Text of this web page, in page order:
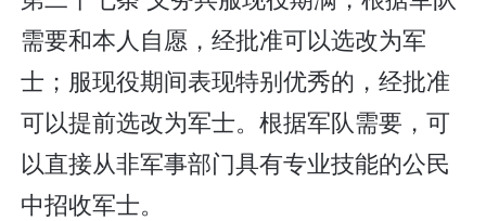
需要和本人自愿，经批准可以选改为军
士；服现役期间表现特别优秀的，经批准
可以提前选改为军士。根据军队需要，可
以直接从非军事部门具有专业技能的公民
中招收军士。